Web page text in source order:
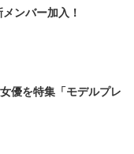
ンバー加入！
優を特集「モデルプレ